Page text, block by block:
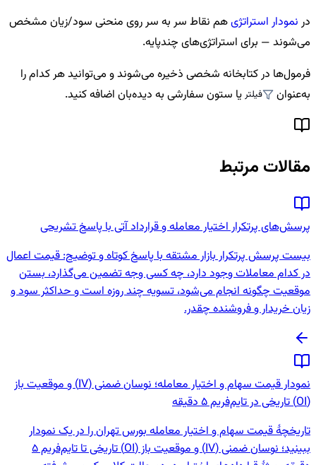
در نمودار استراتژیهم نقاط سر به سر روی منحنی سود/زیان مشخص
می‌شوند — برای استراتژی‌های چندپایه.
فرمول‌ها در کتابخانه شخصی ذخیره می‌شوند و می‌توانید هر کدام را
به‌عنوان
فیلتر یا ستون سفارشی به دیده‌بان اضافه کنید.
مقالات مرتبط
پرسش‌های پرتکرار اختیار معامله و قرارداد آتی با پاسخ تشریحی
بیست پرسش پرتکرار بازار مشتقه با پاسخ کوتاه و توضیح: قیمت اعمال
در کدام معاملات وجود دارد، چه کسی وجه تضمین می‌گذارد، بستن
موقعیت چگونه انجام می‌شود، تسویه چند روزه است و حداکثر سود و
زیان خریدار و فروشنده چقدر.
نمودار قیمت سهام و اختیار معامله؛ نوسان ضمنی (IV) و موقعیت باز
(OI) تاریخی در تایم‌فریم 5 دقیقه
تاریخچهٔ قیمت سهام و اختیار معامله بورس تهران را در یک نمودار
ببینید؛ نوسان ضمنی (IV) و موقعیت باز (OI) تاریخی تا تایم‌فریم 5